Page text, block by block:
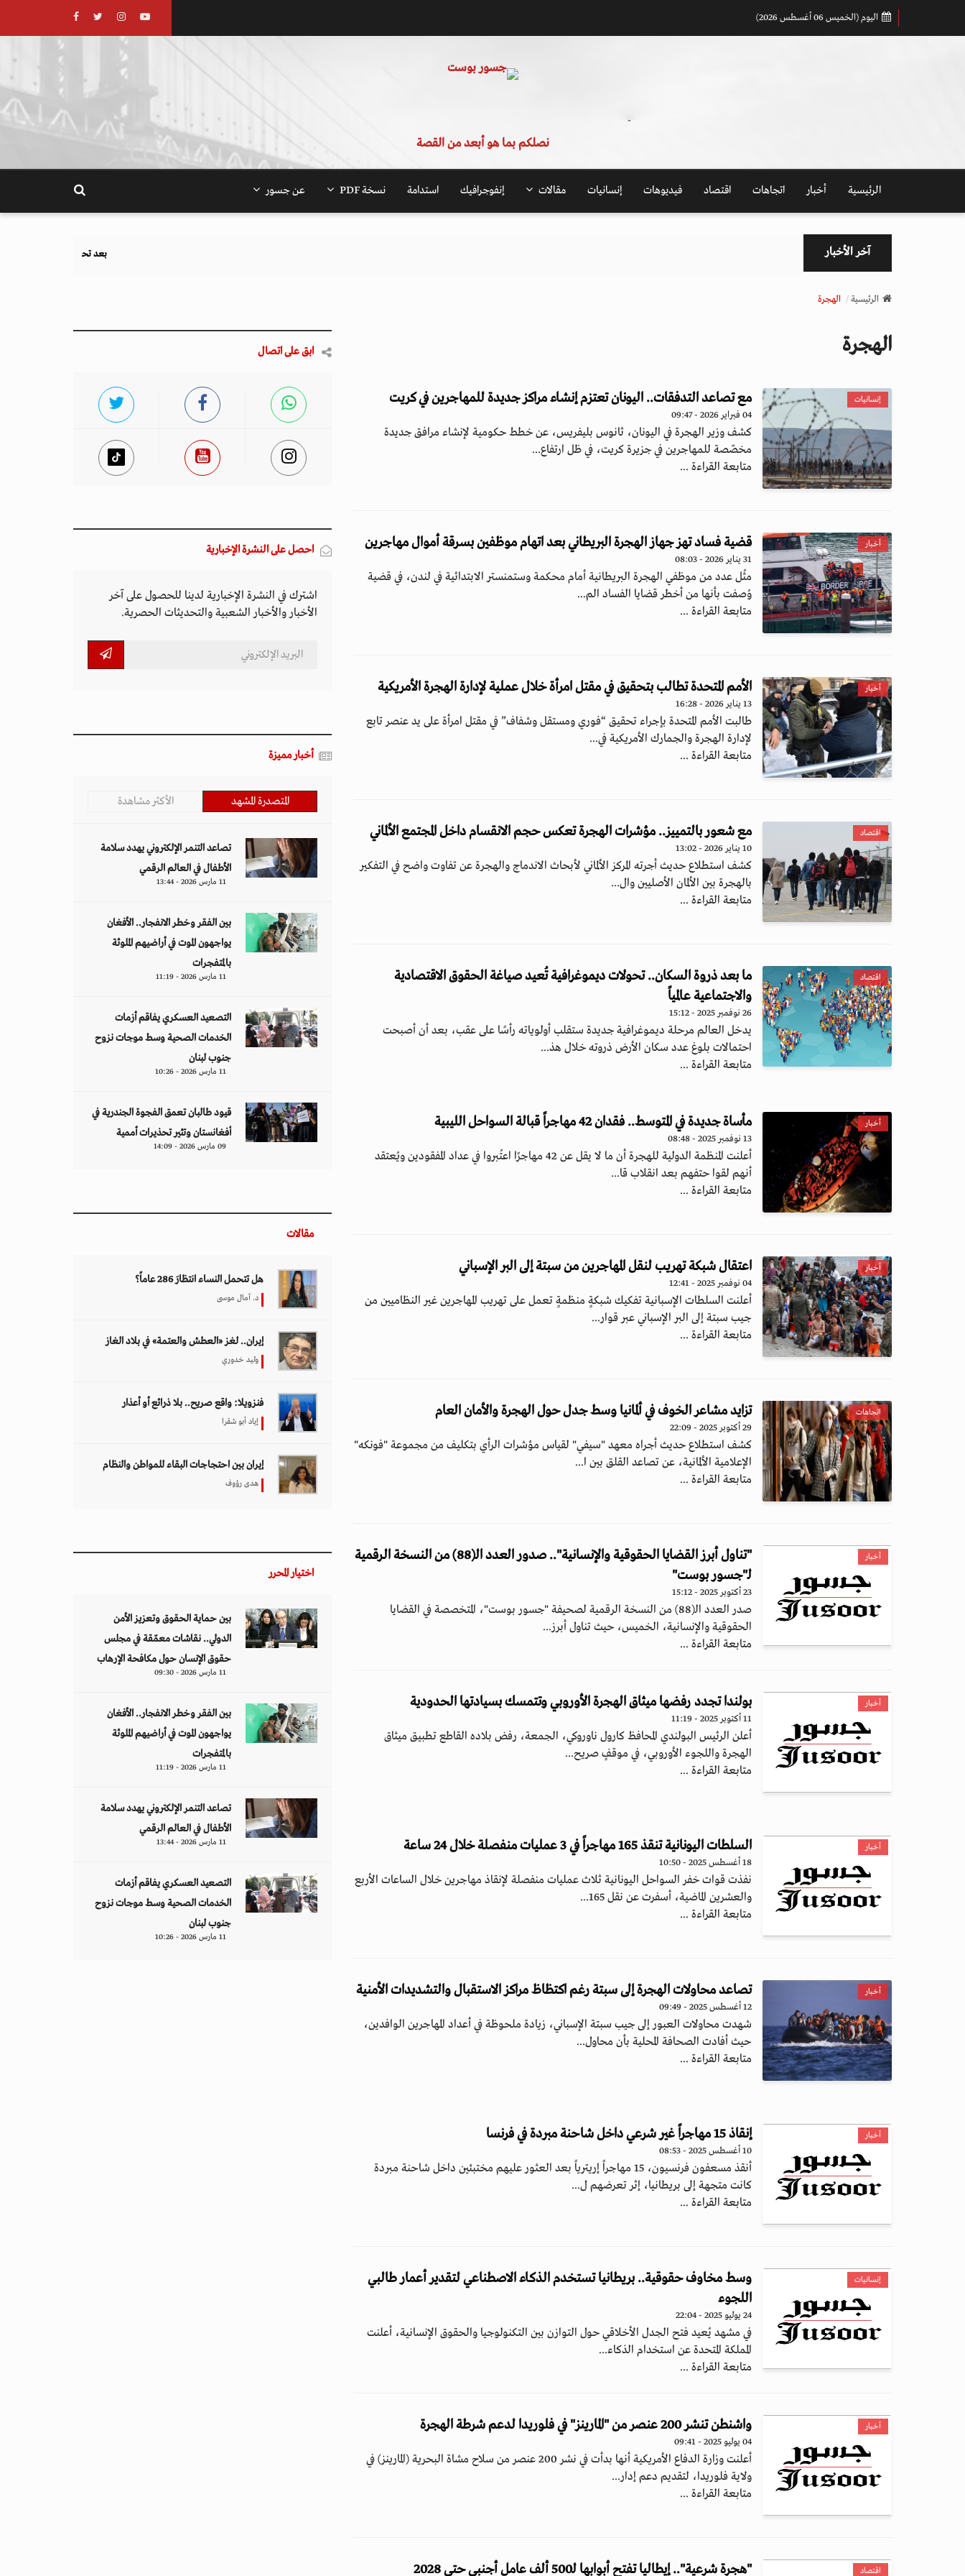
اليوم (الخميس 06 أغسطس 2026)
نصلكم بما هو أبعد من القصة
الرئيسية أخبار اتجاهات اقتصاد فيديوهات إنسانيات مقالات إنفوجرافيك استدامة نسخة PDF عن جسور
آخر الأخبار بعد تحذيرات أوروبية.. كيف يهدد نظام الغذاء والزراعة
الرئيسية الهجرة
الهجرة
إنسانيات مع تصاعد التدفقات.. اليونان تعتزم إنشاء مراكز جديدة للمهاجرين في كريت
04 فبراير 2026 - 09:47
كشف وزير الهجرة في اليونان، ثانوس بليفريس، عن خطط حكومية لإنشاء مرافق جديدة
مخصّصة للمهاجرين في جزيرة كريت، في ظل ارتفاع...
متابعة القراءة ...
أخبار قضية فساد تهز جهاز الهجرة البريطاني بعد اتهام موظفين بسرقة أموال مهاجرين
31 يناير 2026 - 08:03
مثُل عدد من موظفي الهجرة البريطانية أمام محكمة وستمنستر الابتدائية في لندن، في قضية
وُصفت بأنها من أخطر قضايا الفساد الم...
متابعة القراءة ...
أخبار الأمم المتحدة تطالب بتحقيق في مقتل امرأة خلال عملية لإدارة الهجرة الأمريكية
13 يناير 2026 - 16:28
طالبت الأمم المتحدة بإجراء تحقيق “فوري ومستقل وشفاف” في مقتل امرأة على يد عنصر تابع
لإدارة الهجرة والجمارك الأمريكية في...
متابعة القراءة ...
اقتصاد مع شعور بالتمييز.. مؤشرات الهجرة تعكس حجم الانقسام داخل المجتمع الألماني
10 يناير 2026 - 13:02
كشف استطلاع حديث أجرته المركز الألماني لأبحاث الاندماج والهجرة عن تفاوت واضح في التفكير
بالهجرة بين الألمان الأصليين وال...
متابعة القراءة ...
اقتصاد
ما بعد ذروة السكان.. تحولات ديموغرافية تُعيد صياغة الحقوق الاقتصادية
والاجتماعية عالمياً
26 نوفمبر 2025 - 15:12
يدخل العالم مرحلة ديموغرافية جديدة ستقلب أولوياته رأسًا على عقب، بعد أن أصبحت
احتمالات بلوغ عدد سكان الأرض ذروته خلال هذ...
متابعة القراءة ...
أخبار مأساة جديدة في المتوسط.. فقدان 42 مهاجراً قبالة السواحل الليبية
13 نوفمبر 2025 - 08:48
أعلنت المنظمة الدولية للهجرة أن ما لا يقل عن 42 مهاجرًا اعتُبروا في عداد المفقودين ويُعتقد
أنهم لقوا حتفهم بعد انقلاب قا...
متابعة القراءة ...
أخبار اعتقال شبكة تهريب لنقل المهاجرين من سبتة إلى البر الإسباني
04 نوفمبر 2025 - 12:41
أعلنت السلطات الإسبانية تفكيك شبكةٍ منظمةٍ تعمل على تهريب المهاجرين غير النظاميين من
جيب سبتة إلى البر الإسباني عبر قوار...
متابعة القراءة ...
اتجاهات تزايد مشاعر الخوف في ألمانيا وسط جدل حول الهجرة والأمان العام
29 أكتوبر 2025 - 22:09
كشف استطلاع حديث أجراه معهد "سيفي" لقياس مؤشرات الرأي بتكليف من مجموعة "فونكه"
الإعلامية الألمانية، عن تصاعد القلق بين ا...
متابعة القراءة ...
أخبار
"تناول أبرز القضايا الحقوقية والإنسانية".. صدور العدد الـ(88) من النسخة الرقمية
لـ"جسور بوست"
23 أكتوبر 2025 - 15:12
صدر العدد الـ(88) من النسخة الرقمية لصحيفة "جسور بوست"، المتخصصة في القضايا
الحقوقية والإنسانية، الخميس، حيث تناول أبرز...
متابعة القراءة ...
أخبار بولندا تجدد رفضها ميثاق الهجرة الأوروبي وتتمسك بسيادتها الحدودية
11 أكتوبر 2025 - 11:19
أعلن الرئيس البولندي المحافظ كارول ناوروكي، الجمعة، رفض بلاده القاطع تطبيق ميثاق
الهجرة واللجوء الأوروبي، في موقفٍ صريح...
متابعة القراءة ...
أخبار السلطات اليونانية تنقذ 165 مهاجراً في 3 عمليات منفصلة خلال 24 ساعة
18 أغسطس 2025 - 10:50
نفذت قوات خفر السواحل اليونانية ثلاث عمليات منفصلة لإنقاذ مهاجرين خلال الساعات الأربع
والعشرين الماضية، أسفرت عن نقل 165...
متابعة القراءة ...
أخبار تصاعد محاولات الهجرة إلى سبتة رغم اكتظاظ مراكز الاستقبال والتشديدات الأمنية
12 أغسطس 2025 - 09:49
شهدت محاولات العبور إلى جيب سبتة الإسباني، زيادة ملحوظة في أعداد المهاجرين الوافدين،
حيث أفادت الصحافة المحلية بأن محاول...
متابعة القراءة ...
أخبار إنقاذ 15 مهاجراً غير شرعي داخل شاحنة مبردة في فرنسا
10 أغسطس 2025 - 08:53
أنقذ مسعفون فرنسيون، 15 مهاجراً إريترياً بعد العثور عليهم مختبئين داخل شاحنة مبردة
كانت متجهة إلى بريطانيا، إثر تعرضهم ل...
متابعة القراءة ...
إنسانيات
وسط مخاوف حقوقية.. بريطانيا تستخدم الذكاء الاصطناعي لتقدير أعمار طالبي
اللجوء
24 يوليو 2025 - 22:04
في مشهد يُعيد فتح الجدل الأخلاقي حول التوازن بين التكنولوجيا والحقوق الإنسانية، أعلنت
المملكة المتحدة عن استخدام الذكاء...
متابعة القراءة ...
أخبار واشنطن تنشر 200 عنصر من "المارينز" في فلوريدا لدعم شرطة الهجرة
04 يوليو 2025 - 09:41
أعلنت وزارة الدفاع الأمريكية أنها بدأت في نشر 200 عنصر من سلاح مشاة البحرية (المارينز) في
ولاية فلوريدا، لتقديم دعم إدار...
متابعة القراءة ...
اقتصاد "هجرة شرعية".. إيطاليا تفتح أبوابها لـ500 ألف عامل أجنبي حتى 2028
ابق على اتصال
احصل على النشرة الإخبارية
اشترك في النشرة الإخبارية لدينا للحصول على آخر
الأخبار والأخبار الشعبية والتحديثات الحصرية.
أخبار مميزة
المتصدرة المشهد الأكثر مشاهدة
تصاعد التنمر الإلكتروني يهدد سلامة
الأطفال في العالم الرقمي
11 مارس 2026 - 13:44
بين الفقر وخطر الانفجار.. الأفغان
يواجهون الموت في أراضيهم الملوثة
بالمتفجرات
11 مارس 2026 - 11:19
التصعيد العسكري يفاقم أزمات
الخدمات الصحية وسط موجات نزوح
جنوب لبنان
11 مارس 2026 - 10:26
قيود طالبان تعمق الفجوة الجندرية في
أفغانستان وتثير تحذيرات أممية
09 مارس 2026 - 14:09
مقالات
هل تتحمل النساء انتظارَ 286 عاماً؟
د. آمال موسى
إيران.. لغز «العطش والعتمة» في بلاد الغاز
وليد خدوري
فنزويلا: واقع صريح.. بلا ذرائع أو أعذار
إياد أبو شقرا
إيران بين احتجاجات البقاء للمواطن والنظام
هدى رؤوف
اختيار المحرر
بين حماية الحقوق وتعزيز الأمن
الدولي.. نقاشات معمّقة في مجلس
حقوق الإنسان حول مكافحة الإرهاب
11 مارس 2026 - 09:30
بين الفقر وخطر الانفجار.. الأفغان
يواجهون الموت في أراضيهم الملوثة
بالمتفجرات
11 مارس 2026 - 11:19
تصاعد التنمر الإلكتروني يهدد سلامة
الأطفال في العالم الرقمي
11 مارس 2026 - 13:44
التصعيد العسكري يفاقم أزمات
الخدمات الصحية وسط موجات نزوح
جنوب لبنان
11 مارس 2026 - 10:26